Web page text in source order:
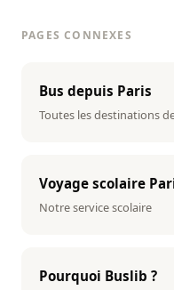
PAGES CONNEXES
Bus depuis Paris
Toutes les destinations
Voyage scolaire
Notre service scolaire
Pourquoi Buslib ?